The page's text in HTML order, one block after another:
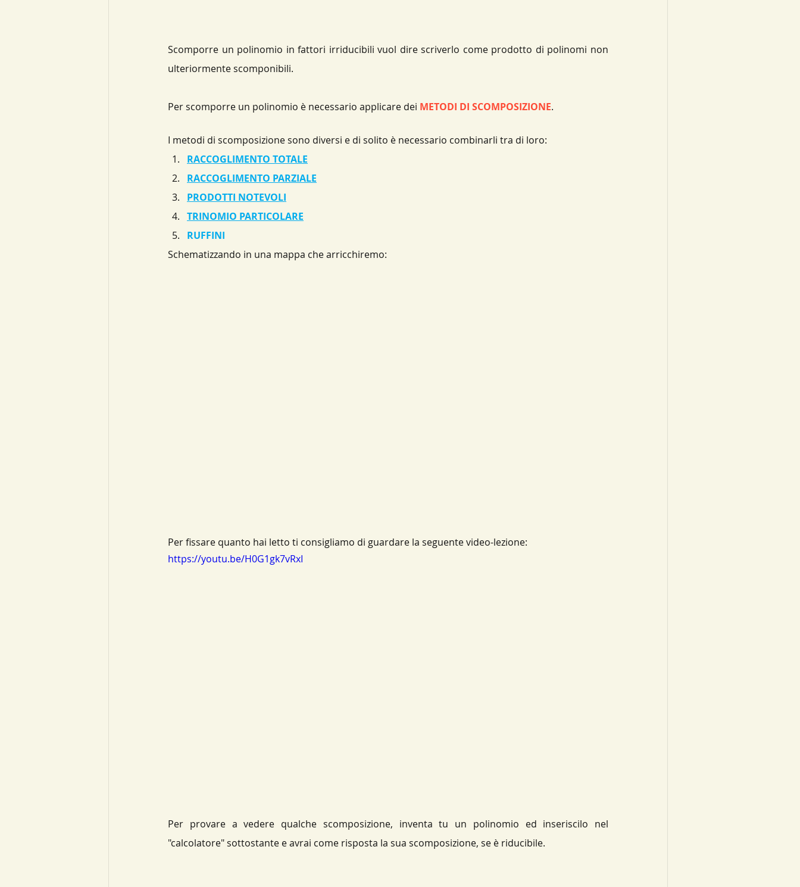
Scomporre un polinomio in fattori irriducibili vuol dire scriverlo come prodotto di polinomi non
ulteriormente scomponibili.
Per scomporre un polinomio è necessario applicare dei METODI DI SCOMPOSIZIONE.
I metodi di scomposizione sono diversi e di solito è necessario combinarli tra di loro:
RACCOGLIMENTO TOTALE
RACCOGLIMENTO PARZIALE
PRODOTTI NOTEVOLI
TRINOMIO PARTICOLARE
RUFFINI
Schematizzando in una mappa che arricchiremo:
Per fissare quanto hai letto ti consigliamo di guardare la seguente video-lezione:
https://youtu.be/H0G1gk7vRxI
Per provare a vedere qualche scomposizione, inventa tu un polinomio ed inseriscilo nel
"calcolatore" sottostante e avrai come risposta la sua scomposizione, se è riducibile.